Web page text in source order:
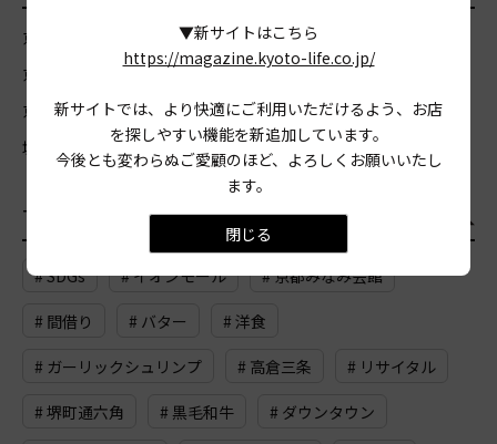
京都市北区 京都市上京区 京都市左京区
京都市東山区
京都市山科区 京都市下京区
京都市南区
京都市右京区
京都市西京区 京都市伏見区 宇治市
亀岡市
城陽市
向日市 長岡京市 八幡市 木津川市
TAG おすすめのタグ
# SDGs # イオンモール # 京都みなみ会館
# 間借り # バター # 洋食
# ガーリックシュリンプ # 高倉三条 # リサイタル
# 堺町通六角 # 黒毛和牛 # ダウンタウン
▼新サイトはこちら
https://magazine.kyoto-life.co.jp/
新サイトでは、より快適にご利用いただけるよう、お店
を探しやすい機能を新追加しています。
今後とも変わらぬご愛顧のほど、よろしくお願いいたし
ます。
閉じる